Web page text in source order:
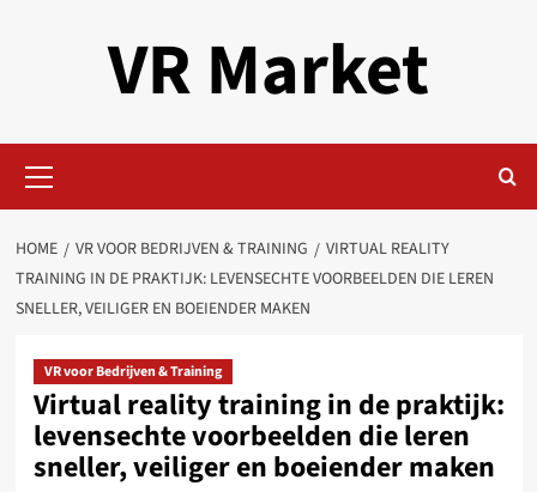
VR Market
Menu
HOME VR VOOR BEDRIJVEN & TRAINING
VIRTUAL REALITY
TRAINING IN DE PRAKTIJK: LEVENSECHTE VOORBEELDEN DIE LEREN
SNELLER, VEILIGER EN BOEIENDER MAKEN
VR voor Bedrijven & Training
Virtual reality training in de praktijk:
levensechte voorbeelden die leren
sneller, veiliger en boeiender maken